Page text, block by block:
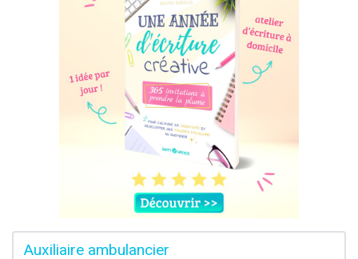
Auxiliaire ambulancier